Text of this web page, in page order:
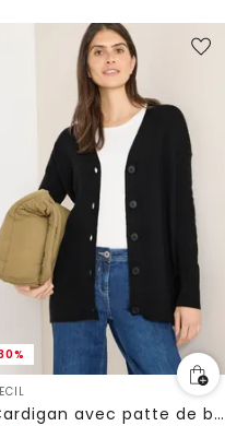
Cardigan avec patte de boutonnage